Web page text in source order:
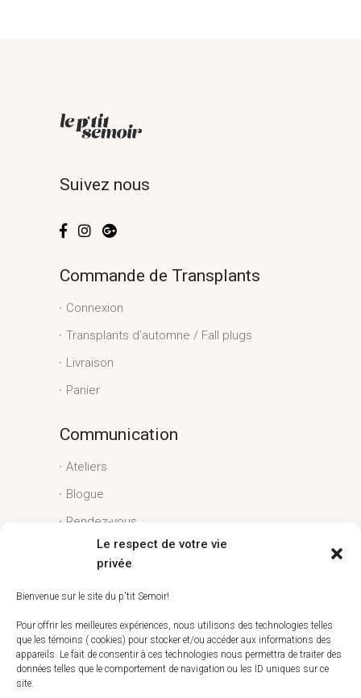
Le respect de votre vie
privée
Bienvenue sur le site du p'tit Semoir!
Pour offrir les meilleures expériences, nous utilisons des technologies telles
que les témoins ( cookies) pour stocker et/ou accéder aux informations des
appareils. Le fait de consentir à ces technologies nous permettra de traiter des
données telles que le comportement de navigation ou les ID uniques sur ce
site.
Suivez nous
Commande de Transplants
Connexion
Transplants d’automne / Fall plugs
Livraison
Panier
Communication
Ateliers
Blogue
Rendez-vous
Conditions générales
Liens utiles
Espace client
Conditions générales